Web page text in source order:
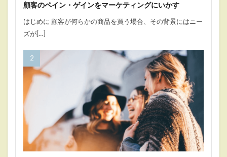
顧客のペイン・ゲインをマーケティングにいかす
はじめに 顧客が何らかの商品を買う場合、その背景にはニー
ズが[…]